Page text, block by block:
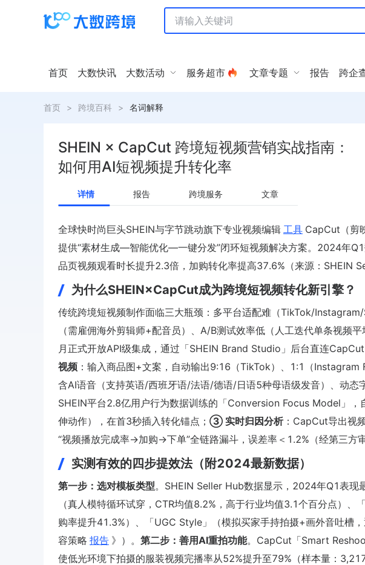
首页 大数快讯 大数活动 服务超市 文章专题 报告 跨企
首页 > 跨境百科 > 名词解释
SHEIN × CapCut 跨境短视频营销实战指南：
如何用AI短视频提升转化率
详情 报告 跨境服务 文章
全球快时尚巨头SHEIN与字节跳动旗下专业视频编辑 工具 CapCut（剪
提供“素材生成—智能优化—一键分发”闭环短视频解决方案。2024年
品页视频观看时长提升2.3倍，加购转化率提高37.6%（来源：SHEIN
为什么SHEIN×CapCut成为跨境短视频转化新引擎？
传统跨境短视频制作面临三大瓶颈：多平台适配难（TikTok/
（需雇佣海外剪辑师+配音员）、A/B测试效率低（人工迭代单条视频
月正式开放API级集成，通过「SHEIN Brand Studio」后台直连
视频 ：输入商品图+文案，自动输出9:16（TikTok）、1:1（Instagram
含AI语音（支持英语/西班牙语/法语/德语/日语5种母语级发音）、动态
SHEIN平台2.8亿用户行为数据训练的「Conversion Focus Model」，
伸动作），在首3秒插入转化锚点； ③ 实时归因分析：CapCut导出视
“视频播放完成率→加购→下单”全链路漏斗，误差率＜1.2%（经第三方审
实测有效的四步提效法（附2024最新数据）
第一步：选对模板类型。SHEIN Seller Hub数据显示，2024年Q1表
（真人模特循环试穿，CTR均值8.2%，高于行业均值3.1个百分点）
购率提升41.3%）、「UGC Style」（模拟买家手持拍摄+画外音吐槽
容策略 报告 》）。 第二步：善用AI重拍功能。CapCut「Smart
使低光环境下拍摄的服装视频完播率从52%提升至79%（样本量：